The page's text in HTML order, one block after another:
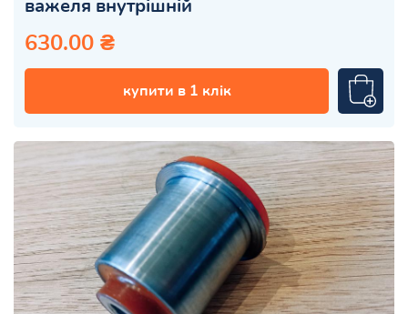
важеля внутрішній
630.00 ₴
купити в 1 клік